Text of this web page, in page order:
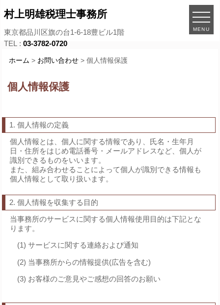
村上明雄税理士事務所
東京都品川区旗の台1-6-18豊ビル1階
TEL : 03-3782-0720
MENU
ホーム > お問い合わせ > 個人情報保護
個人情報保護
1. 個人情報の定義
個人情報とは、個人に関する情報であり、氏名・生年月
日・住所をはじめ電話番号・メールアドレスなど、個人が
識別できるものをいいます。
また、組み合わせることによって個人が識別できる情報も
個人情報として取り扱います。
2. 個人情報を収集する目的
当事務所のサービスに関する個人情報使用目的は下記とな
ります。
サービスに関する連絡および通知
当事務所からの情報提供(広告を含む)
お客様のご意見やご感想の回答のお願い